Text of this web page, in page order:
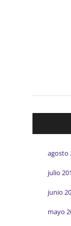
agosto
julio
junio
mayo